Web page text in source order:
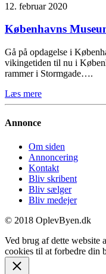
12. februar 2020
Københavns
Gå på opdagelse i
vikingetiden til nu i
rammer i Stormgade….
Læs mere
Annonce
Om siden
Annoncering
Kontakt
Bliv skribent
Bliv sælger
Bliv medejer
© 2018 OplevByen.dk
Ved brug af dette website
cookies til at forbedre din